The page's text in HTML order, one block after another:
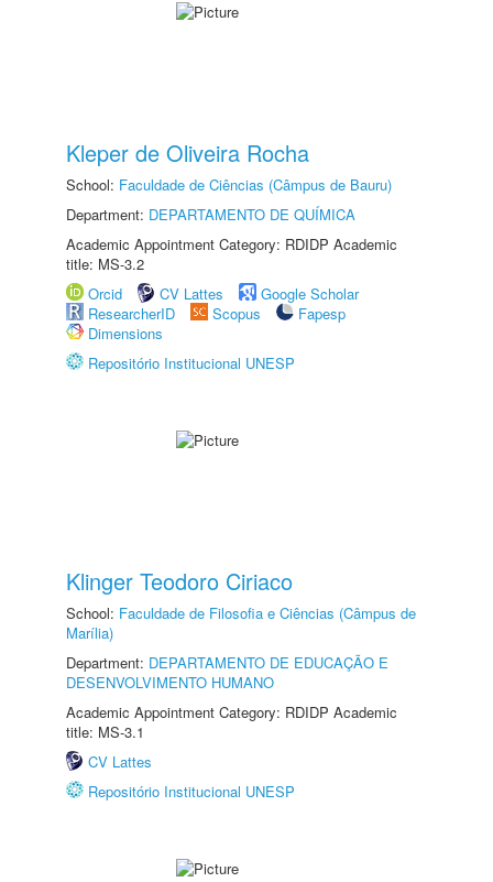
Kleper de Oliveira Rocha
School: Faculdade de Ciências (Câmpus de Bauru)
Department: DEPARTAMENTO DE QUÍMICA
Academic Appointment Category: RDIDP Academic
title: MS-3.2
Orcid
CV Lattes
Google Scholar
ResearcherID
Scopus
Fapesp
Dimensions
Repositório Institucional UNESP
Klinger Teodoro Ciriaco
School: Faculdade de Filosofia e Ciências (Câmpus de
Marília)
Department: DEPARTAMENTO DE EDUCAÇÃO E
DESENVOLVIMENTO HUMANO
Academic Appointment Category: RDIDP Academic
title: MS-3.1
CV Lattes
Repositório Institucional UNESP